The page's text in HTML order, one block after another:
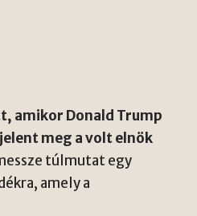
amikor Donald Trump
meg a volt elnök
túlmutat egy
amely a